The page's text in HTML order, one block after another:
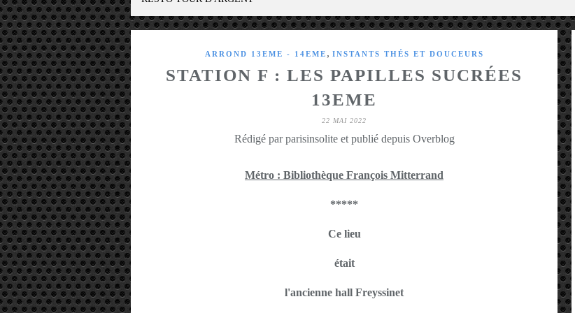
ARROND 13EME - 14EME , INSTANTS THÉS ET DOUCEURS
STATION F : LES PAPILLES SUCRÉES
13EME
22 MAI 2022
Rédigé par parisinsolite et publié depuis Overblog
Métro : Bibliothèque François Mitterrand
*****
Ce lieu
était
l'ancienne hall Freyssinet